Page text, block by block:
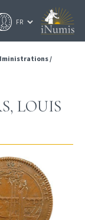
/
LOUIS